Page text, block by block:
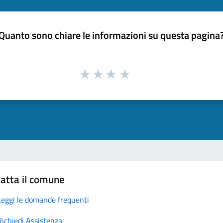
sono chiare le informazioni su questa
il comune
le domande frequenti
Assistenza